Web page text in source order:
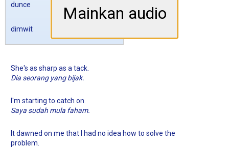
dunce
dimwit
She's as sharp as a tack.
Dia seorang yang bijak.
I'm starting to catch on.
Saya sudah mula faham.
It dawned on me that I had no idea how to solve the
problem.
Mainkan audio